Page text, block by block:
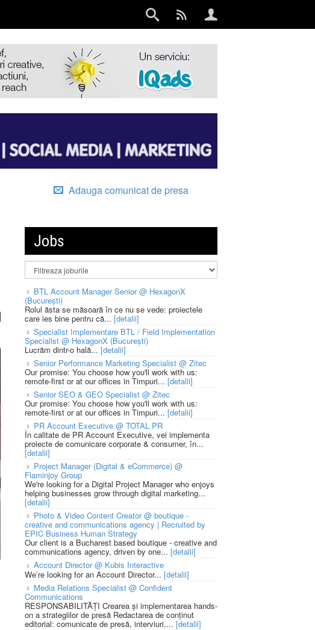
Adauga comunicat de presa
Jobs
BTL Account Manager Senior @ HexagonX
(București)
Rolul ăsta se măsoară în ce nu se vede: proiectele
care ies bine pentru că... [detalii]
Specialist Implementare BTL / Field Implementation
Specialist @ HexagonX (București)
Lucrăm dintr-o hală... [detalii]
Senior Performance Marketing Specialist @ Zitec
Our promise: You choose how you'll work with us:
remote-first or at our offices in Timpuri... [detalii]
Senior SEO & GEO Specialist @ Zitec
Our promise: You choose how you'll work with us:
remote-first or at our offices in Timpuri... [detalii]
PR Account Executive @ TOTAL PR
În calitate de PR Account Executive, vei implementa
proiecte de comunicare corporate & consumer, în...
[detalii]
Project Manager (Digital & eCommerce) @
Flaminjoy Group
We're looking for a Digital Project Manager who enjoys
helping businesses grow through digital marketing...
[detalii]
Photo & Video Content Creator @ boutique -
creative and communications agency | Recruited by
EPIC Business Human Strategy
Our client is a Bucharest based boutique - creative and
communications agency, driven by one... [detalii]
Account Director @ Kubis Interactive
We’re looking for an Account Director... [detalii]
Media Relations Specialist @ Confident
Communications
RESPONSABILITĂȚI Crearea și implementarea hands-
on a strategiilor de presă Redactarea de conținut
editorial: comunicate de presă, interviuri,... [detalii]